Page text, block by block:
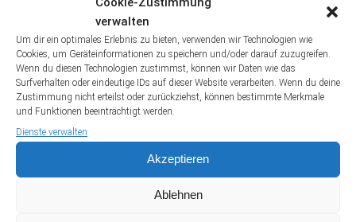
verwalten
Um dir ein optimales Erlebnis zu bieten, verwenden wir Technologien wie
Cookies, um Geräteinformationen zu speichern und/oder darauf zuzugreifen.
Wenn du diesen Technologien zustimmst, können wir Daten wie das
Surfverhalten oder eindeutige IDs auf dieser Website verarbeiten. Wenn du deine
Zustimmung nicht erteilst oder zurückziehst, können bestimmte Merkmale
und Funktionen beeinträchtigt werden.
Dienste verwalten
Akzeptieren
Ablehnen
Dürüm Salat Dürümtasche Eistee
MareGefüllte Pizzabrötchen Gegrilltes
Lachsfilet Gorgonzola Hawaii Schnitzel Knoblauchbrot Lahmacun
Muscheln alla Marinare Muscheln alla Panna Muscheln alla Pomodori
Muscheln al Verde Napoli Pom Döner Pommes Frites Portion
Portion Kräutercreme mit Brötchen
Salattasche Sprite Sucuktasche Uludag